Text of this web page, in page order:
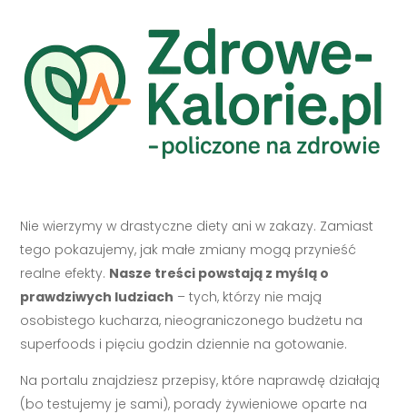
Nie wierzymy w drastyczne diety ani w zakazy. Zamiast
tego pokazujemy, jak małe zmiany mogą przynieść
realne efekty. Nasze treści powstają z myślą o
prawdziwych ludziach – tych, którzy nie mają
osobistego kucharza, nieograniczonego budżetu na
superfoods i pięciu godzin dziennie na gotowanie.
Na portalu znajdziesz przepisy, które naprawdę działają
(bo testujemy je sami), porady żywieniowe oparte na